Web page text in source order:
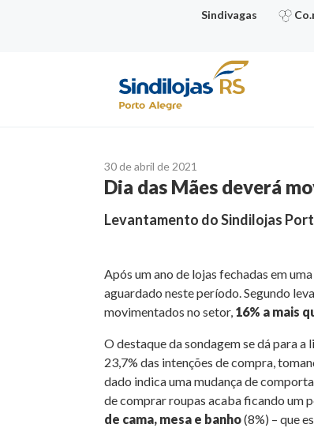
Sindivagas
30 de abril de 2021
Dia das Mães deverá
Levantamento do Sindilojas
Após um ano de lojas fechadas em
aguardado neste período. Segundo
movimentados no setor, 16% a mais
O destaque da sondagem se dá para
23,7% das intenções de compra,
dado indica uma mudança de
de comprar roupas acaba ficando um
de cama, mesa e banho(8%) – que